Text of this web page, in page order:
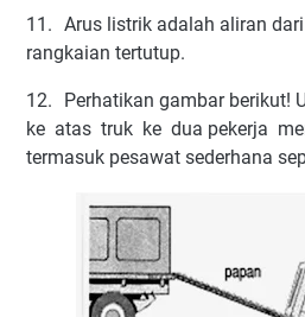
11. Arus listrik adalah
rangkaian tertutup.
12.
Perhatikan gambar berikut!
ke atas truk ke dua pekerja
termasuk pesawat sederhana